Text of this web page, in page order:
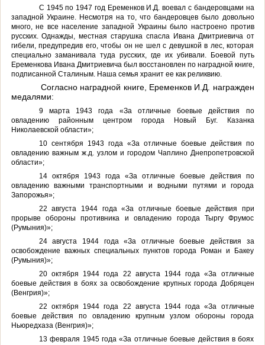
С 1945 по 1947 год Еременков И.Д. воевал с бандеровцами на
западной Украине. Несмотря на то, что бандеровцев было довольно
много, не все население западной Украины было настроено против
русских. Однажды, местная старушка спасла Ивана Дмитриевича от
гибели, предупредив его, чтобы он не шел с девушкой в лес, которая
специально заманивала туда русских, где их убивали. Боевой путь
Еременкова Ивана Дмитриевича был восстановлен по наградной книге,
подписанной Сталиным. Наша семья хранит ее как реликвию.
Согласно наградной книге, Еременков И.Д. награжден
медалями:
9 марта 1943 года «За отличные боевые действия по
овладению районным центром города Новый Буг. Казанка
Николаевской области»;
10 сентября 1943 года «За отличные боевые действия по
овладению важным ж.д. узлом и городом Чаплино Днепропетровской
области»;
14 октября 1943 года «За отличные боевые действия по
овладению важными транспортными и водными путями и города
Запорожья»;
22 августа 1944 года «За отличные боевые действия при
прорыве обороны противника и овладению города Тыргу Фрумос
(Румыния)»;
24 августа 1944 года «За отличные боевые действия за
освобождение важных специальных пунктов города Роман и Бакеу
(Румыния)»;
20 октября 1944 года 22 августа 1944 года «За отличные
боевые действия в боях за освобождение крупных города Добряцен
(Венгрия)»;
22 октября 1944 года 22 августа 1944 года «За отличные
боевые действия по овладению крупным узлом обороны города
Ньюредхаза (Венгрия)»;
13 февраля 1945 года «За отличные боевые действия в боях